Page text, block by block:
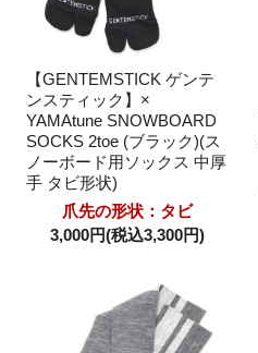
【GENTEMSTICK ゲンテ
ンスティック】×
YAMAtune SNOWBOARD
SOCKS 2toe (ブラック)(ス
ノーボード用ソックス 中厚
手 タビ形状)
爪先の形状：タビ
3,000円(税込3,300円)